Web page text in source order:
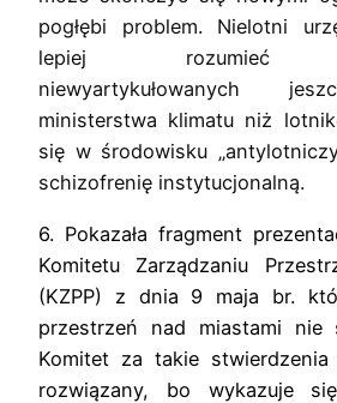
pogłębi problem. Nielotni
lepiej rozumieć
niewyartykułowanych
ministerstwa klimatu niż
się w środowisku
schizofrenię instytucjonalną.
6. Pokazała fragment
Komitetu Zarządzaniu
(KZPP) z dnia 9 maja br.
przestrzeń nad miastami nie
Komitet za takie
rozwiązany, bo wykazuje